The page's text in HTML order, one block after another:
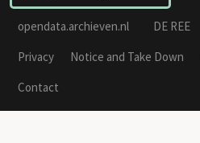
opendata.archieven.nl DE REE
Privacy
Notice and Take Down
Contact